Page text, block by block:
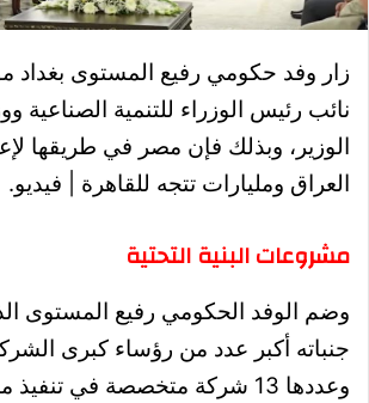
زار وفد حكومي رفيع المستوى بغداد
نائب رئيس الوزراء للتنمية الصناعية
الوزير، وبذلك فإن مصر في طريقها
العراق ومليارات تتجه للقاهرة | فيديو.
مشروعات البنية التحتية
وضم الوفد الحكومي رفيع المستوى
جنباته أكبر عدد من رؤساء كبرى
وعددها 13 شركة متخصصة في